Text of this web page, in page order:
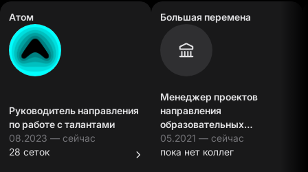
Атом
Руководитель направления
по работе с талантами
08.2023 — сейчас
28 сеток
Большая перемена
Менеджер проектов
направления
образовательных
программ
05.2021 — сейчас
пока нет коллег